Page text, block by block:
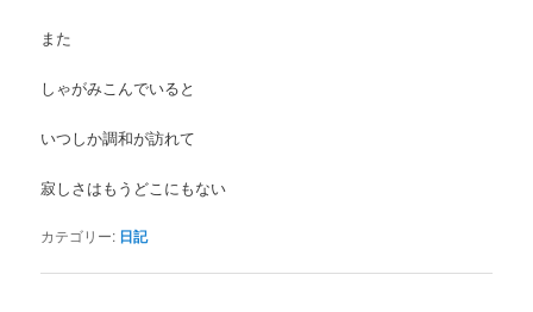
また
しゃがみこんでいると
いつしか調和が訪れて
寂しさはもうどこにもない
カテゴリー: 日記